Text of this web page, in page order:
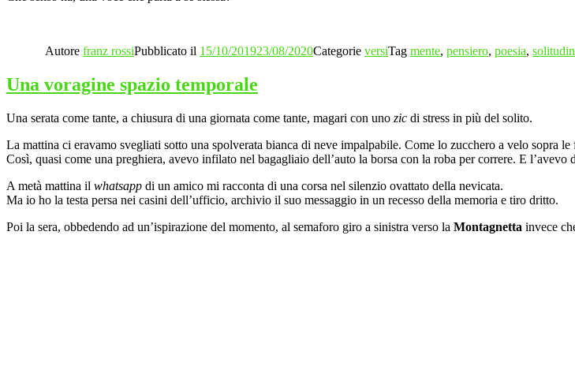
Autore franz rossiPubblicato il 15/10/201923/08/2020Categorie versiTag mente, pensiero, poesia,
Una voragine spazio temporale
Una serata come tante, a chiusura di una giornata come tante, magari con uno zic di stress in più del solito.
La mattina ci eravamo svegliati sotto una spolverata bianca di neve impalpabile. Come lo zucchero a velo sopra
Così, quasi come una preghiera, avevo infilato nel bagagliaio dell’auto la borsa con la roba per correre. E l’avevo
A metà mattina il whatsapp di un amico mi racconta di una corsa nel silenzio ovattato della nevicata.
Ma io ho la testa persa nei casini dell’ufficio, archivio il suo messaggio in un recesso della memoria e tiro dritto.
Poi la sera, obbedendo ad un’ispirazione del momento, al semaforo giro a sinistra verso la Montagnetta invece